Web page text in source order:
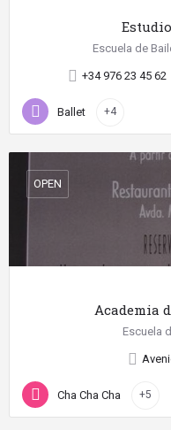
Escuela de
+34 976 23 45 62
Ballet +4
Academia
Escuela
OPEN
Cha Cha Cha +5